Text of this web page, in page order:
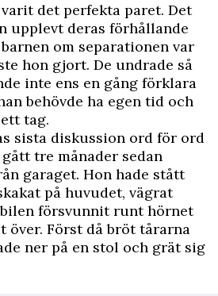
det perfekta paret. Det
upplevt deras förhållande
om separationen var
hon gjort. De undrade så
inte ens en gång förklara
behövde ha egen tid och
tag.
sista diskussion ord för ord
tre månader sedan
garaget. Hon hade stått
på huvudet, vägrat
försvunnit runt hörnet
över. Först då bröt tårarna
ner på en stol och grät sig